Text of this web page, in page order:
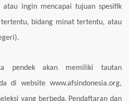
atau ingin mencapai tujuan spesifik
bidang minat tertentu, atau
pendek akan memiliki tautan
di website www.afsindonesia.org,
yang berbeda. Pendaftaran dan